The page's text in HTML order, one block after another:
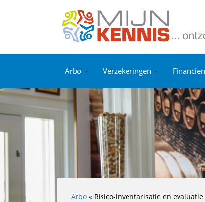
Arbo Verzekeringen Financiën
Arbo « Risico-inventarisatie en evaluatie